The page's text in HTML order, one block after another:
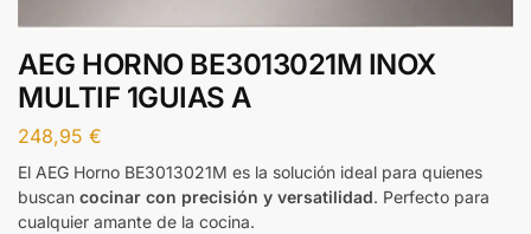
AEG HORNO BE3013021M INOX
MULTIF 1GUIAS A
248,95 €
El AEG Horno BE3013021M es la solución ideal para quienes
buscan cocinar con precisión y versatilidad. Perfecto para
cualquier amante de la cocina.